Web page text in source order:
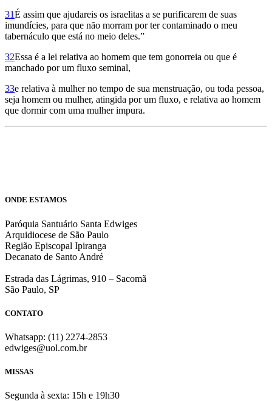
31É assim que ajudareis os israelitas a se purificarem de suas
imundícies, para que não morram por ter contaminado o meu
tabernáculo que está no meio deles.”
32Essa é a lei relativa ao homem que tem gonorreia ou que é
manchado por um fluxo seminal,
33e relativa à mulher no tempo de sua menstruação, ou toda pessoa,
seja homem ou mulher, atingida por um fluxo, e relativa ao homem
que dormir com uma mulher impura.
ONDE ESTAMOS
Paróquia Santuário Santa Edwiges
Arquidiocese de São Paulo
Região Episcopal Ipiranga
Decanato de Santo André
Estrada das Lágrimas, 910 – Sacomã
São Paulo, SP
CONTATO
Whatsapp: (11) 2274-2853
edwiges@uol.com.br
MISSAS
Segunda à sexta: 15h e 19h30